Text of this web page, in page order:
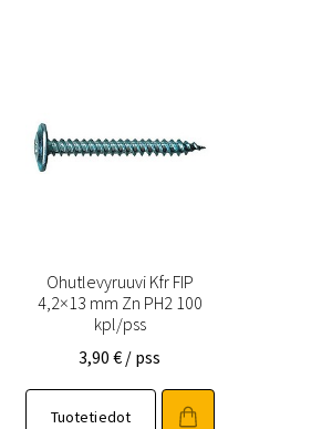
Ohutlevyruuvi Kfr FIP
4,2×13 mm Zn PH2 100
kpl/pss
3,90€ / pss
Tuotetiedot